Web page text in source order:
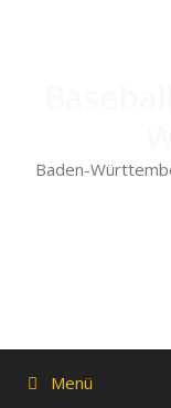
Baden-
Menü